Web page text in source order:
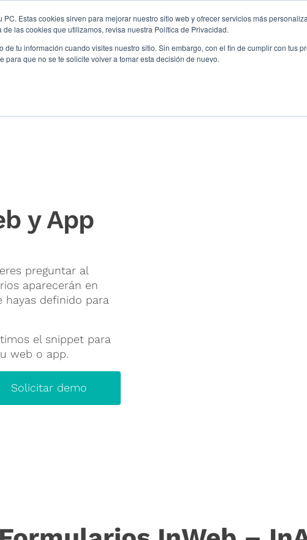
Estas cookies sirven para mejorar nuestro sitio web y ofrecer servicios más
las cookies que utilizamos, revisa nuestra Política de Privacidad.
de tu información cuando visites nuestro sitio. Sin embargo, con el fin de cumplir con tus
para que no se te solicite volver a tomar esta decisión de nuevo.
cliente Experiencia empleado Plataforma
y App
preguntar al
aparecerán en
definido para
el snippet para
web o app.
Solicitar demo